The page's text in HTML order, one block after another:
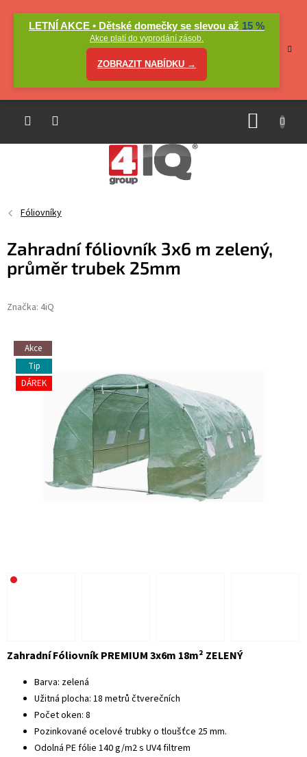
LETNÍ AKCE • Dětské domečky se slevou až 15 %
Akce platí do vyprodání zásob.
ZOBRAZIT NABÍDKU →
Fóliovníky
Zahradní fóliovník 3x6 m zelený,
průměr trubek 25mm
Značka: 4iQ
Akce
Tip
DÁREK
Zahradní Fóliovník PREMIUM 3x6m 18m² ZELENÝ
Barva: zelená
Užitná plocha: 18 metrů čtverečních
Počet oken: 8
Pozinkované ocelové trubky o tloušťce 25 mm.
Odolná PE fólie 140 g/m2 s UV4 filtrem